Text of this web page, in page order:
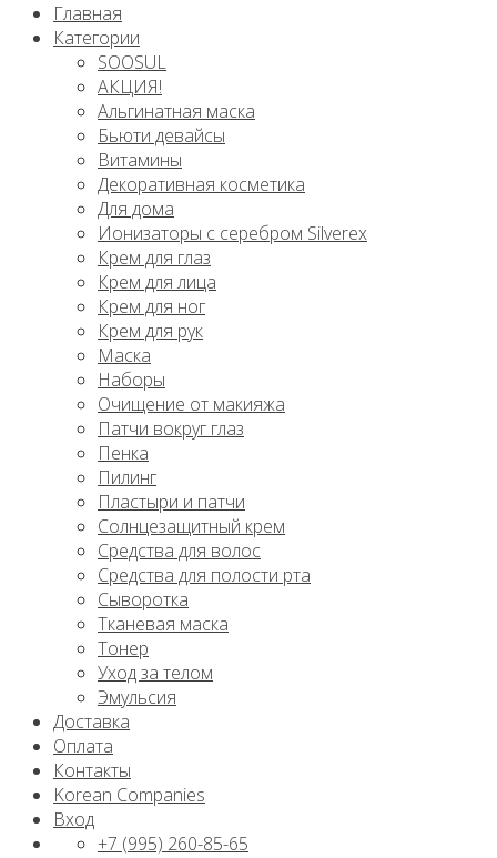
Главная
Категории
SOOSUL
АКЦИЯ!
Альгинатная маска
Бьюти девайсы
Витамины
Декоративная косметика
Для дома
Ионизаторы с серебром Silverex
Крем для глаз
Крем для лица
Крем для ног
Крем для рук
Маска
Наборы
Очищение от макияжа
Патчи вокруг глаз
Пенка
Пилинг
Пластыри и патчи
Солнцезащитный крем
Средства для волос
Средства для полости рта
Сыворотка
Тканевая маска
Тонер
Уход за телом
Эмульсия
Доставка
Оплата
Контакты
Korean Companies
Вход
+7 (995) 260-85-65